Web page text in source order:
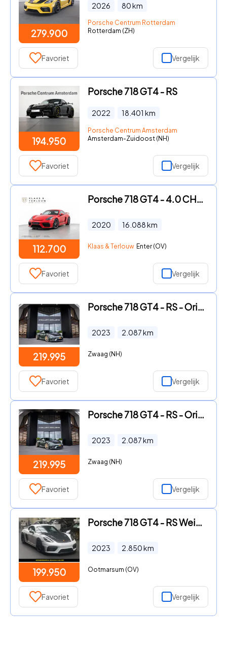
279.900
2026 80km
Porsche Centrum Rotterdam
Rotterdam (ZH)
Favoriet Vergelijk
194.950
Porsche 718 GT4 - RS
2022 18.401 km
Porsche Centrum Amsterdam
Amsterdam-Zuidoost (NH)
Favoriet Vergelijk
112.700
Porsche 718 GT4 - 4.0 CHRONO PLUS | PASM | ALCANTARA | CARBON
2020 16.088km
Klaas & Terlouw Enter (OV)
Favoriet Vergelijk
219.995
Porsche 718 GT4 - RS - Origineel NL | Lift l Volledig XPEL | Weissach | Oakgre
2023 2.087km
Zwaag (NH)
Favoriet Vergelijk
219.995
Porsche 718 GT4 - RS - Origineel NL | Lift l Volledig XPEL | Weissach | Oakgre
2023 2.087km
Zwaag (NH)
Favoriet Vergelijk
199.950
Porsche 718 GT4 - RS Weissach Lift PDLS PCM PASM BOSE Camera 20 Inch
2023 2.850km
Ootmarsum (OV)
Favoriet Vergelijk